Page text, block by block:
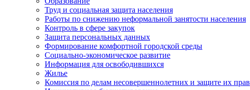
Труд и социальная защита населения
Работы по снижению неформальной занятости населения
Контроль в сфере закупок
Защита персональных данных
Формирование комфортной городской среды
Социально-экономическое развитие
Информация для освободившихся
Жилье
Комиссия по делам несовершеннолетних и защите их прав